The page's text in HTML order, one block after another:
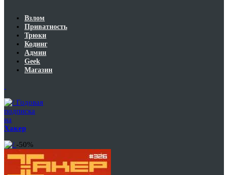
Взлом
Приватность
Трюки
Кодинг
Админ
Geek
Магазин
Годовая
подписка
на
Хакер
-50%